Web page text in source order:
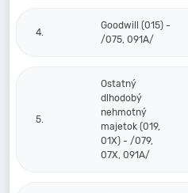
4.
Goodwill (015) -
/075, 091A/
5.
Ostatný
dlhodobý
nehmotný
majetok (019,
01X) - /079,
07X, 091A/